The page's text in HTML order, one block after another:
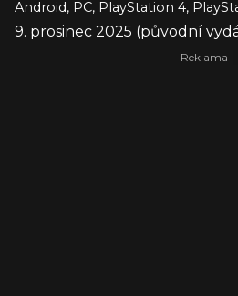
9. prosinec 2025 (původní